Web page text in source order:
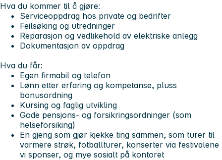
Hva du kommer til å gjøre:
Serviceoppdrag hos private og bedrifter
Feilsøking og utredninger
Reparasjon og vedlikehold av elektriske anlegg
Dokumentasjon av oppdrag
Hva du får:
Egen firmabil og telefon
Lønn etter erfaring og kompetanse, pluss
bonusordning
Kursing og faglig utvikling
Gode pensjons- og forsikringsordninger (som
helseforsiking)
En gjeng som gjør kjekke ting sammen, som turer til
varmere strøk, fotballturer, konserter via festivalene
vi sponser, og mye sosialt på kontoret